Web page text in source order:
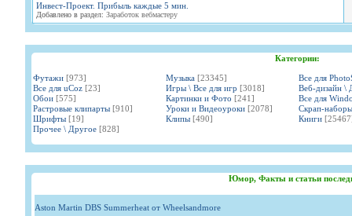
Инвест-Проект. Прибыль каждые 5 мин.
Добавлено в раздел: Заработок вебмастеру
Категории:
Футажи [973] Музыка [23345]
Все для
Все для uCoz [23] Игры \ Все для игр [3018]
Веб-дизайн \
Обои [575] Картинки и Фото [241]
Все для
Растровые клипарты [910] Уроки и Видеоуроки [2078]
Скрап-наборы
Шрифты [19] Клипы [490] Книги
Прочее \ Другое [828]
Юмор, Факты и статьи
Aston Martin DBS Summerheat от Wheelsandmore